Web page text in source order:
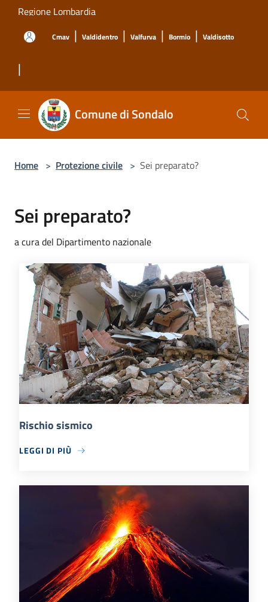
Salta al contenuto principale
Regione Lombardia
Cmav | Valdidentro | Valfurva | Bormio | Valdisotto
|
Comune di Sondalo
Home > Protezione civile > Sei preparato?
Sei preparato?
a cura del Dipartimento nazionale
Rischio sismico
LEGGI DI PIÙ